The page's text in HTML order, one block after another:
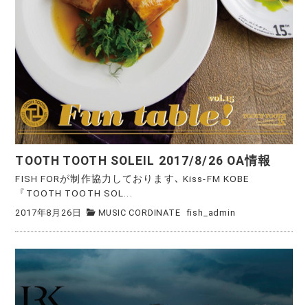
TOOTH TOOTH SOLEIL 2017/8/26 OA情報
FISH FORが制作協力しております､ Kiss-FM KOBE
『TOOTH TOOTH SOL...
2017年8月26日 MUSIC CORDINATE fish_admin